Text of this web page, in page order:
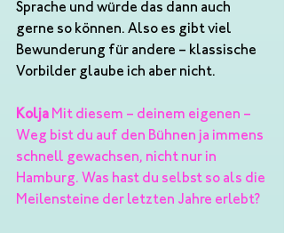
Sprache und würde das dann auch
gerne so können. Also es gibt viel
Bewunderung für andere – klassische
Vorbilder glaube ich aber nicht.
Kolja Mit diesem – deinem eigenen –
Weg bist du auf den Bühnen ja immens
schnell gewachsen, nicht nur in
Hamburg. Was hast du selbst so als die
Meilensteine der letzten Jahre erlebt?